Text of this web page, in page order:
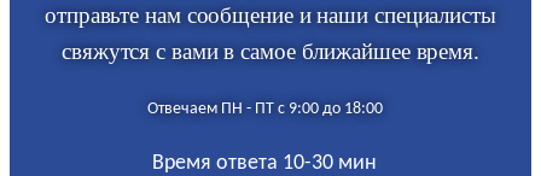
отправьте нам сообщение и наши специалисты
свяжутся с вами в самое ближайшее время.
Отвечаем ПН - ПТ с 9:00 до 18:00
Время ответа 10-30 мин